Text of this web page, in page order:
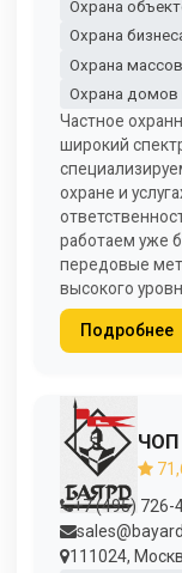
Охрана
Охрана
Охрана
Охрана домов
Частное
широкий
охране и
работаем уже
передовые
высокого
Подробнее
ЧОП
+7 (495) 726-
111024,